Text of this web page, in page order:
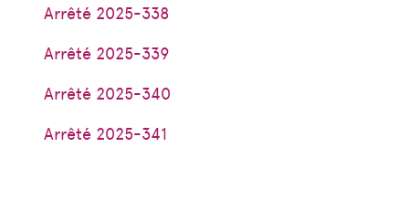
Arrêté 2025-338
Arrêté 2025-339
Arrêté 2025-340
Arrêté 2025-341